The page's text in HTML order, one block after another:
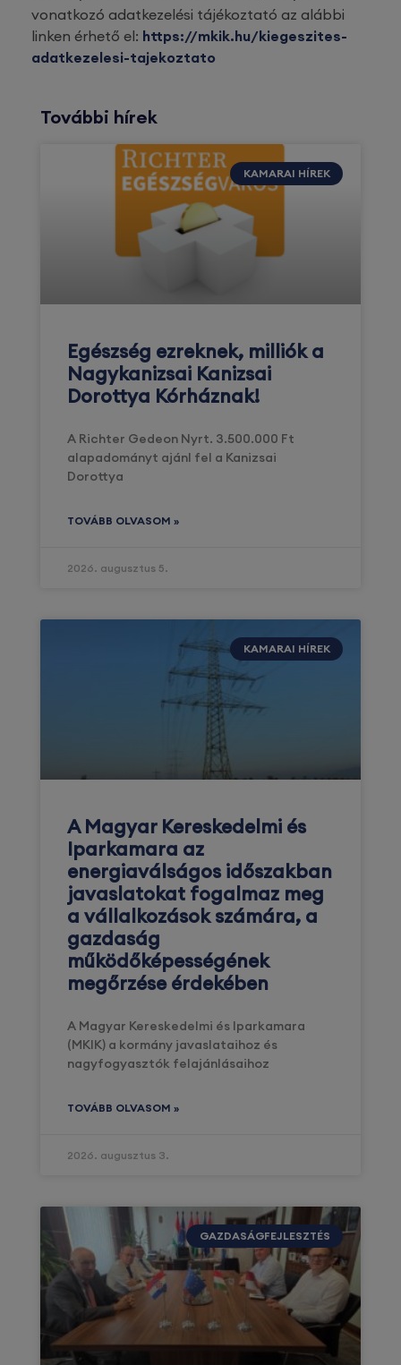
vonatkozó adatkezelési tájékoztató az alábbi
linken érhető el: https://mkik.hu/kiegeszites-
adatkezelesi-tajekoztato
További hírek
KAMARAI HÍREK
Egészség ezreknek, milliók a
Nagykanizsai Kanizsai
Dorottya Kórháznak!
A Richter Gedeon Nyrt. 3.500.000 Ft
alapadományt ajánl fel a Kanizsai
Dorottya
TOVÁBB OLVASOM »
2026. augusztus 5.
KAMARAI HÍREK
A Magyar Kereskedelmi és
Iparkamara az
energiaválságos időszakban
javaslatokat fogalmaz meg
a vállalkozások számára, a
gazdaság
működőképességének
megőrzése érdekében
A Magyar Kereskedelmi és Iparkamara
(MKIK) a kormány javaslataihoz és
nagyfogyasztók felajánlásaihoz
TOVÁBB OLVASOM »
2026. augusztus 3.
GAZDASÁGFEJLESZTÉS